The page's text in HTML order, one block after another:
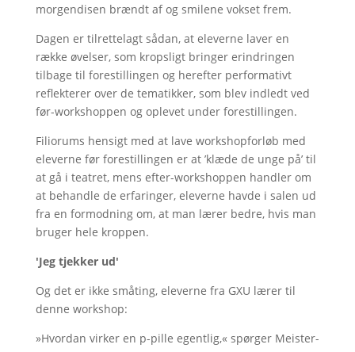
morgendisen brændt af og smilene vokset frem.
Dagen er tilrettelagt sådan, at eleverne laver en
række øvelser, som kropsligt bringer erindringen
tilbage til forestillingen og herefter performativt
reflekterer over de tematikker, som blev indledt ved
før-workshoppen og oplevet under forestillingen.
Filiorums hensigt med at lave workshopforløb med
eleverne før forestillingen er at ’klæde de unge på’ til
at gå i teatret, mens efter-workshoppen handler om
at behandle de erfaringer, eleverne havde i salen ud
fra en formodning om, at man lærer bedre, hvis man
bruger hele kroppen.
'Jeg tjekker ud'
Og det er ikke småting, eleverne fra GXU lærer til
denne workshop:
»Hvordan virker en p-pille egentlig,« spørger Meister-